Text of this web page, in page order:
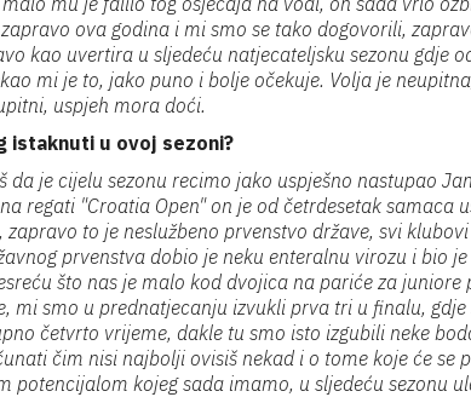
ova godina i mi smo se tako dogovorili,
kao uvertira u sljedeću natjecateljsku sezonu gdje
mi je to, jako puno i bolje očekuje. Volja je
uspjeh mora doći.
istaknuti u ovoj sezoni?
da je cijelu sezonu recimo jako uspješno nastupao
regati "Croatia Open" on je od četrdesetak samaca
zapravo to je neslužbeno prvenstvo države, svi
prvenstva dobio je neku enteralnu virozu i bio
što nas je malo kod dvojica na pariće za
mi smo u prednatjecanju izvukli prva tri u finalu,
četvrto vrijeme, dakle tu smo isto izgubili neke
čim nisi najbolji ovisiš nekad i o tome koje će se
potencijalom kojeg sada imamo, u sljedeću sezonu